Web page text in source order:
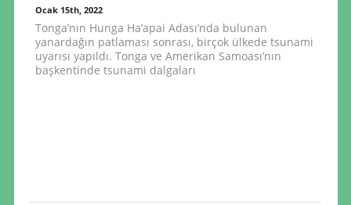
Ocak 15th, 2022
Tonga’nın Hunga Ha’apai Adası’nda bulunan
yanardağın patlaması sonrası, birçok ülkede tsunami
uyarısı yapıldı. Tonga ve Amerikan Samoası’nın
başkentinde tsunami dalgaları